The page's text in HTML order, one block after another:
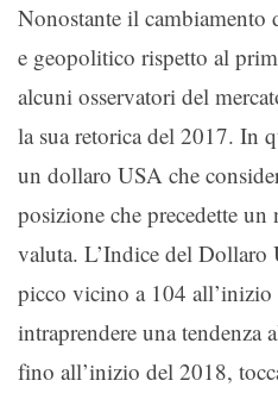
Nonostante il cambiamento
e geopolitico rispetto al
alcuni osservatori del
la sua retorica del 2017. In
un dollaro USA che
posizione che precedette
valuta. L’Indice del
picco vicino a 104
intraprendere una tendenza
fino all’inizio del 2018,